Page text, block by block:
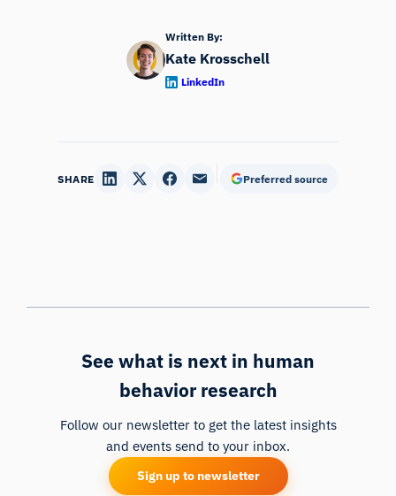
Written By:
Kate Krosschell
LinkedIn
SHARE Preferred source
See what is next in human
behavior research
Follow our newsletter to get the latest insights
and events send to your inbox.
Sign up to newsletter